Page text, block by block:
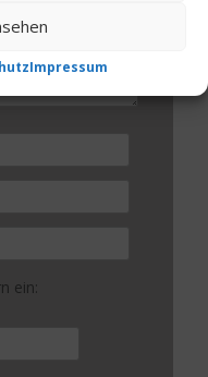
Impressum
ein: